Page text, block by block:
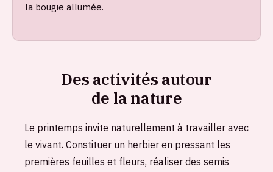
la bougie allumée.
Des activités autour
de la nature
Le printemps invite naturellement à travailler avec
le vivant. Constituer un herbier en pressant les
premières feuilles et fleurs, réaliser des semis